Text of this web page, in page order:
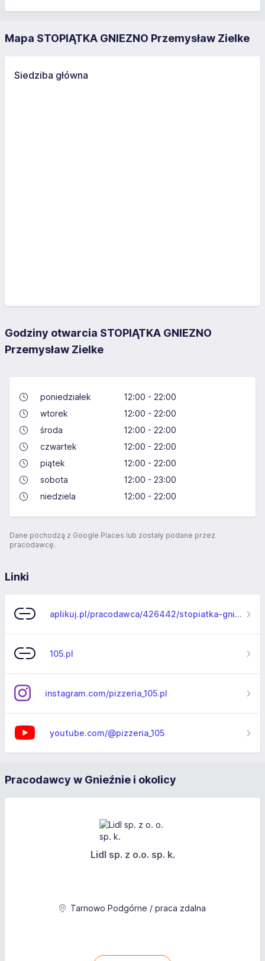
Mapa STOPIĄTKA GNIEZNO Przemysław Zielke
Siedziba główna
Godziny otwarcia STOPIĄTKA GNIEZNO
Przemysław Zielke
poniedziałek
12:00 - 22:00
wtorek
12:00 - 22:00
środa
12:00 - 22:00
czwartek
12:00 - 22:00
piątek
12:00 - 22:00
sobota
12:00 - 23:00
niedziela
12:00 - 22:00
Dane pochodzą z Google Places lub zostały podane przez
pracodawcę.
Linki
aplikuj.pl/pracodawca/426442/stopiatka-gniezno-przemyslaw-zielke
105.pl
instagram.com/pizzeria_105.pl
youtube.com/@pizzeria_105
Pracodawcy w Gnieźnie i okolicy
Lidl sp. z o.o. sp. k.
Tarnowo Podgórne / praca zdalna